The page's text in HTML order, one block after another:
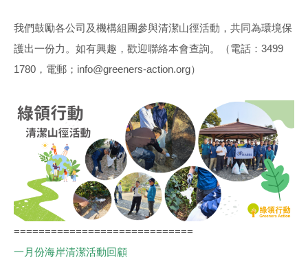
我們鼓勵各公司及機構組團參與清潔山徑活動，共同為環境保
護出一份力。如有興趣，歡迎聯絡本會查詢。（電話：3499
1780，電郵；info@greeners-action.org）
=============================
一月份海岸清潔活動回顧